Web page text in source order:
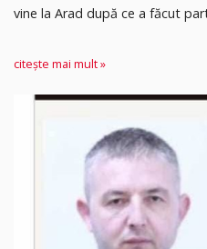
vine la Arad după ce a făcut
citește mai mult »